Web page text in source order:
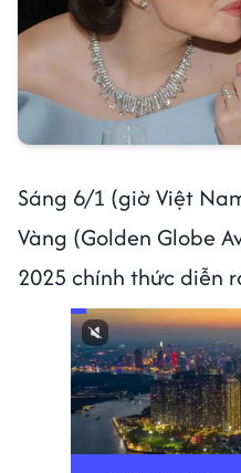
Sáng 6/1 (giờ Việt
Vàng (Golden Globe
2025 chính thức diễn